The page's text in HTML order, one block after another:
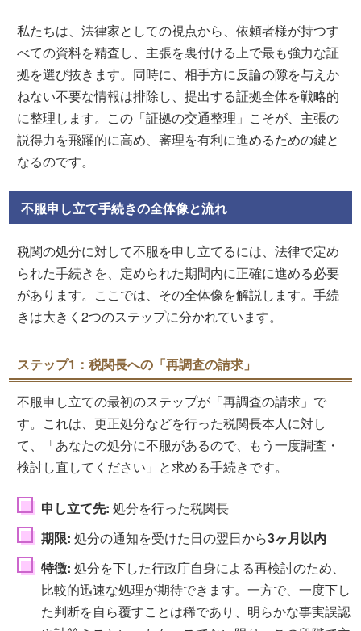
私たちは、法律家としての視点から、依頼者様が持つす
べての資料を精査し、主張を裏付ける上で最も強力な証
拠を選び抜きます。同時に、相手方に反論の隙を与えか
ねない不要な情報は排除し、提出する証拠全体を戦略的
に整理します。この「証拠の交通整理」こそが、主張の
説得力を飛躍的に高め、審理を有利に進めるための鍵と
なるのです。
不服申し立て手続きの全体像と流れ
税関の処分に対して不服を申し立てるには、法律で定め
られた手続きを、定められた期間内に正確に進める必要
があります。ここでは、その全体像を解説します。手続
きは大きく2つのステップに分かれています。
ステップ1：税関長への「再調査の請求」
不服申し立ての最初のステップが「再調査の請求」で
す。これは、更正処分などを行った税関長本人に対し
て、「あなたの処分に不服があるので、もう一度調査・
検討し直してください」と求める手続きです。
申し立て先: 処分を行った税関長
期限: 処分の通知を受けた日の翌日から3ヶ月以内
特徴: 処分を下した行政庁自身による再検討のため、
比較的迅速な処理が期待できます。一方で、一度下し
た判断を自ら覆すことは稀であり、明らかな事実誤認